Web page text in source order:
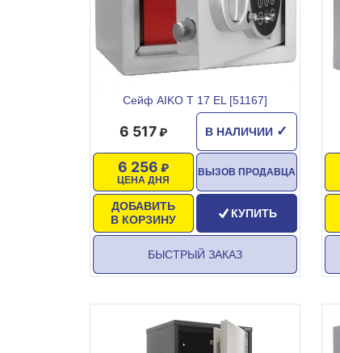
Сейф AIKO T 17 EL [51167]
В НАЛИЧИИ ✓
6 517
ЦЕНА ДНЯ
6 256
ДОБАВИТЬ
В КОРЗИНУ
ВЫЗОВ ПРОДАВЦА
КУПИТЬ
БЫСТРЫЙ ЗАКАЗ